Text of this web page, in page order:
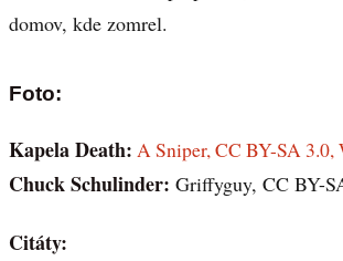
domov, kde zomrel.
Foto:
Kapela Death: A Sniper, CC BY-SA
Chuck Schulinder: Griffyguy, CC BY-
Citáty: